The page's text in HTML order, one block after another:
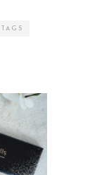
TAGS